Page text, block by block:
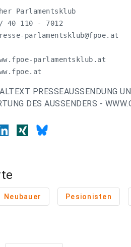
Parlamentsklub
40 110 - 7012
parlamentsklub@fpoe.at
parlamentsklub.at
PRESSEAUSSENDUNG
DES AUSSENDERS -
Neubauer Pesionisten